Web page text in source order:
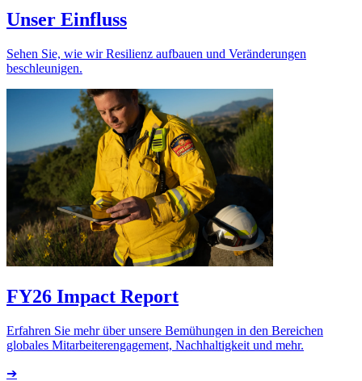
Unser Einfluss
Sehen Sie, wie wir Resilienz aufbauen und Veränderungen
beschleunigen.
FY26 Impact Report
Erfahren Sie mehr über unsere Bemühungen in den Bereichen
globales Mitarbeiterengagement, Nachhaltigkeit und mehr.
➔